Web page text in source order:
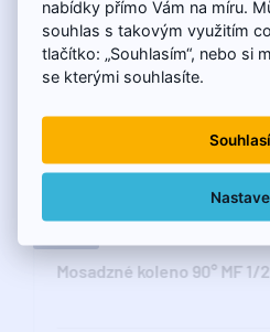
Mosadzné koleno 90° MF 1/
nabídky přímo Vám na míru.
souhlas s takovým využitím
tlačítko: „Souhlasím“, nebo si
se kterými souhlasíte.